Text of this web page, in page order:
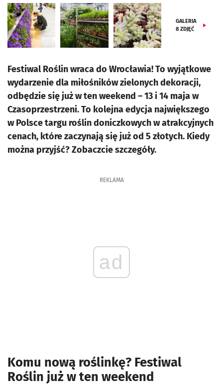
GALERIA
8 ZDJĘĆ
Festiwal Roślin wraca do Wrocławia! To wyjątkowe
wydarzenie dla miłośników zielonych dekoracji,
odbędzie się już w ten weekend – 13 i 14 maja w
Czasoprzestrzeni. To kolejna edycja największego
w Polsce targu roślin doniczkowych w atrakcyjnych
cenach, które zaczynają się już od 5 złotych. Kiedy
można przyjść? Zobaczcie szczegóły.
REKLAMA
ad
Komu nową roślinkę? Festiwal
Roślin już w ten weekend